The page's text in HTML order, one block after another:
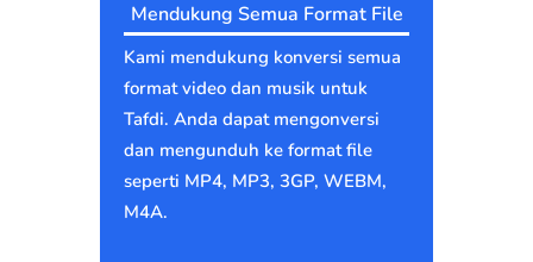
Mendukung Semua Format File
Kami mendukung konversi semua
format video dan musik untuk
Tafdi. Anda dapat mengonversi
dan mengunduh ke format file
seperti MP4, MP3, 3GP, WEBM,
M4A.